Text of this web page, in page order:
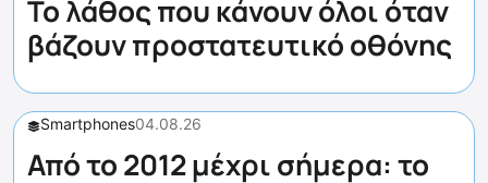
Το λάθος που κάνουν όλοι όταν
βάζουν προστατευτικό οθόνης
Smartphones04.08.26
Από το 2012 μέχρι σήμερα: το